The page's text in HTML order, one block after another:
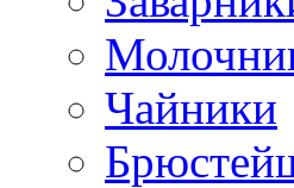
Чайники